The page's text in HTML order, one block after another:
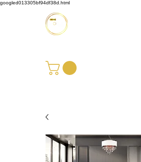
googled013305bf94df38d.html